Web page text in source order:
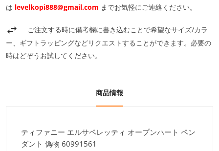
は levelkopi888@gmail.com までお気軽にご連絡ください。
ご注文する時に備考欄に書き込むことで希望なサイズ/カラ
ー、ギフトラッピングなどリクエストすることができます。必要の
時はどぞうお試してください。
商品情報
ティファニー エルサペレッティ オープンハート ペン
ダント 偽物 60991561